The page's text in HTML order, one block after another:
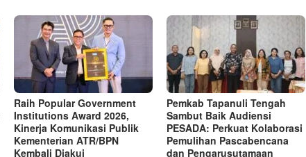
Raih Popular Government
Institutions Award 2026,
Kinerja Komunikasi Publik
Kementerian ATR/BPN
Kembali Diakui
Pemkab Tapanuli Tengah
Sambut Baik Audiensi
PESADA: Perkuat Kolaborasi
Pemulihan Pascabencana
dan Pengarusutamaan